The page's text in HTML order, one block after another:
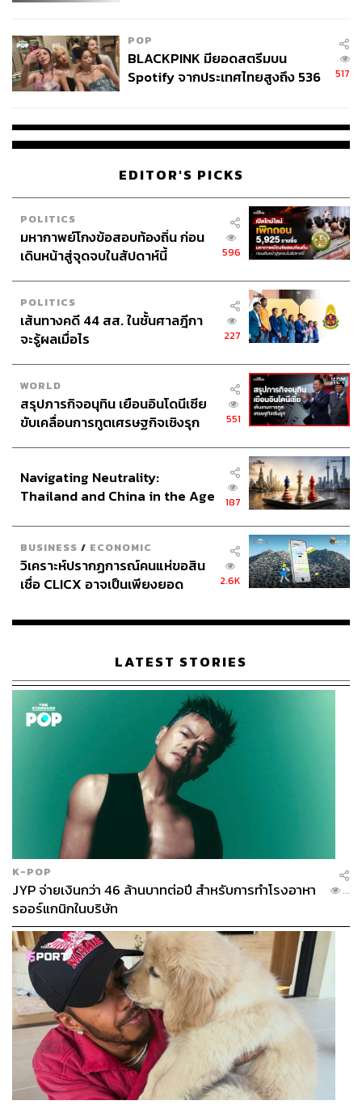
POP
BLACKPINK มียอดสตรีมบน
Spotify จากประเทศไทยสูงถึง 536
517
EDITOR'S PICKS
POLITICS
มหากาพย์โกงข้อสอบท้องถิ่น ก่อน
เดินหน้าสู่จุดจบในสัปดาห์นี้
596
POLITICS
เส้นทางคดี 44 สส. ในชั้นศาลฎีกา
จะรู้ผลเมื่อไร
227
WORLD
สรุปภารกิจอนุทิน เยือนอินโดนีเซีย
ขับเคลื่อนการทูตเศรษฐกิจเชิงรุก
551
Navigating Neutrality:
Thailand and China in the Age
187
BUSINESS / ECONOMIC
วิเคราะห์ปรากฏการณ์คนแห่ขอสิน
เชื่อ CLICX อาจเป็นเพียงยอด
เรือนไทยที่ถูกซุกไว้
2.6K
LATEST STORIES
K-POP
JYP จ่ายเงินกว่า 46 ล้านบาทต่อปี สำหรับการทำโรงอาหา
รออร์แกนิกในบริษัท
...